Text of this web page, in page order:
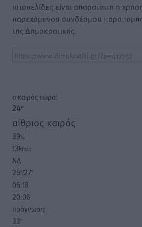
ιστοσελίδες είναι απαραίτητη η
παρεχόμενου συνδέσμου
της Δημοκρατικής.
o καιρός τώρα:
24°
αίθριος καιρός
39%
13km/h
ΝΔ
25°/27°
06:18
20:06
πρόγνωση:
33°